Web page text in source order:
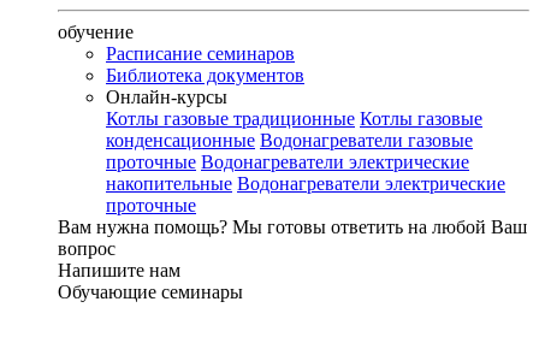
обучение
Расписание семинаров
Библиотека документов
Онлайн-курсы
Котлы газовые традиционные Котлы газовые
конденсационные Водонагреватели газовые
проточные Водонагреватели электрические
накопительные Водонагреватели электрические
проточные
Вам нужна помощь? Мы готовы ответить на любой Ваш
вопрос
Напишите нам
Обучающие семинары